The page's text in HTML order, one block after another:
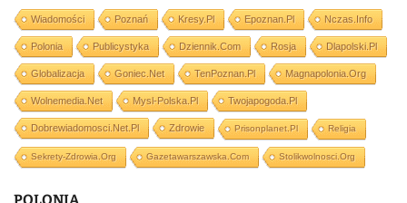
Wiadomości Poznań Kresy.pl Epoznan.pl Nczas.info
Polonia Publicystyka Dziennik.com Rosja Dlapolski.pl
Globalizacja Goniec.net TenPoznan.pl Magnapolonia.org
Wolnemedia.net Mysl-Polska.pl Twojapogoda.pl
Dobrewiadomosci.net.pl Zdrowie Prisonplanet.pl Religia
Sekrety-Zdrowia.org Gazetawarszawska.com Stolikwolnosci.org